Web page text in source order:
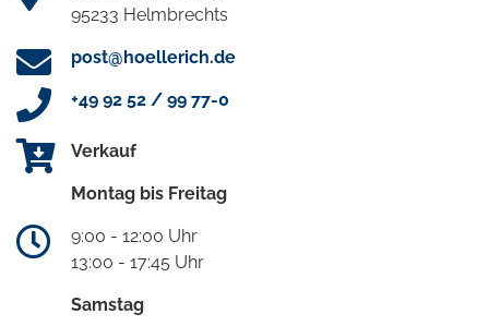
95233 Helmbrechts
post@hoellerich.de
+49 92 52 / 99 77-0
Verkauf
Montag bis Freitag
9:00 - 12:00 Uhr
13:00 - 17:45 Uhr
Samstag